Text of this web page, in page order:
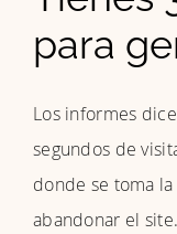
para
Los informes
segundos de
donde se toma
abandonar el site.